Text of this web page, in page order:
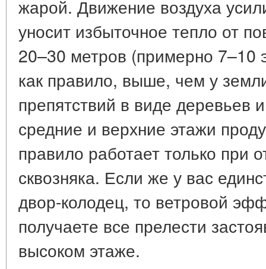
жарой. Движение воздуха
уносит избыточное тепло от
20–30 метров (примерно 7–10
как правило, выше, чем у
препятствий в виде деревьев
средние и верхние этажи
правило работает только при
сквозняка. Если же у вас
двор-колодец, то ветровой
получаете все прелести
высоком этаже.